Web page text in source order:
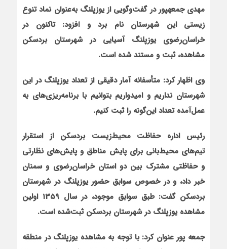
مهدی جمعه‏پور در گفت‌وگویی از یوزپلنگ به‌عنوان نماد تنوع
زیستی این شهرستان نام برد و افزود: تاکنون در
خراسان‌رضوی یوزپلنگ آسیایی در شهرستان‌ بردسکن
مشاهده، ثبت و مستند شده است.
وی اظهار کرد: متأسفانه آمار دقیقی از تعداد یوزپلنگ در این
شهرستان نداریم و امیدواریم بتوانیم با برنامه‌ریزی‌های به
عمل‌آمده تعداد این‌گونه را ثبت کنیم.
رئیس اداره حفاظت محیط‌زیست بردسکن از استقرار
تیم‌های محیط‌بانی برای پایش مناطق و پایش‌های نظارتی
و حفاظتی مشترک بین دو استان خراسان‌رضوی و سمنان
خبر داد، و در خصوص سوابق حضور یوزپلنگ در شهرستان
بردسکن گفت: طبق سوابق موجود، در سال 1359 اولین
مشاهده یوزپلنگ در شهرستان بردسکن ثبت‌شده است.
جمعه‏ پور عنوان کرد: با توجه به مشاهده یوزپلنگ در منطقه